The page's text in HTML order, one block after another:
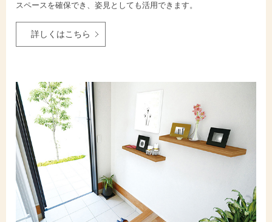
スペースを確保でき、姿見としても活用できます。
詳しくはこちら